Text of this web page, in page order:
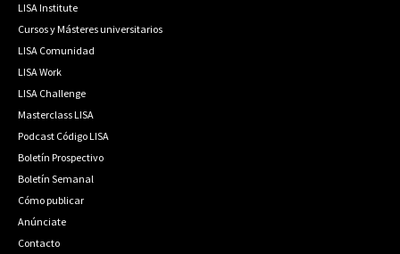
LISA Institute
Cursos y Másteres universitarios
LISA Comunidad
LISA Work
LISA Challenge
Masterclass LISA
Podcast Código LISA
Boletín Prospectivo
Boletín Semanal
Cómo publicar
Anúnciate
Contacto